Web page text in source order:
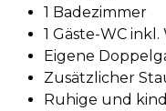
1 Badezimmer
1 Gäste-WC
Eigene
Zusätzlicher
Ruhige und